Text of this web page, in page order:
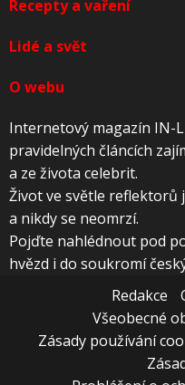
Recepty a vaření
Lidé a svět
O webu
Internetový magazín IN-
pravidelných článcích
a ze života celebrit.
Život ve světle reflektorů
a nikdy se neomrzí.
Pojďte nahlédnout pod
hvězd i do soukromí
Redakce
Všeobecné
Zásady používání